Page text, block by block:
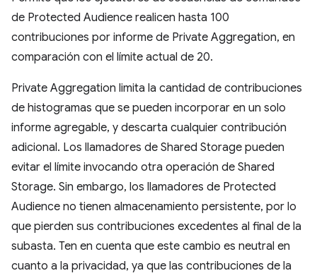
de Protected Audience realicen hasta 100
contribuciones por informe de Private Aggregation, en
comparación con el límite actual de 20.
Private Aggregation limita la cantidad de contribuciones
de histogramas que se pueden incorporar en un solo
informe agregable, y descarta cualquier contribución
adicional. Los llamadores de Shared Storage pueden
evitar el límite invocando otra operación de Shared
Storage. Sin embargo, los llamadores de Protected
Audience no tienen almacenamiento persistente, por lo
que pierden sus contribuciones excedentes al final de la
subasta. Ten en cuenta que este cambio es neutral en
cuanto a la privacidad, ya que las contribuciones de la